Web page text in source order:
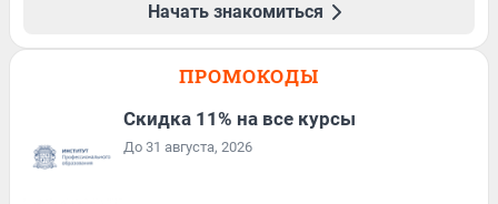
Начать знакомиться
ПРОМОКОДЫ
Скидка 11% на все курсы
До 31 августа, 2026